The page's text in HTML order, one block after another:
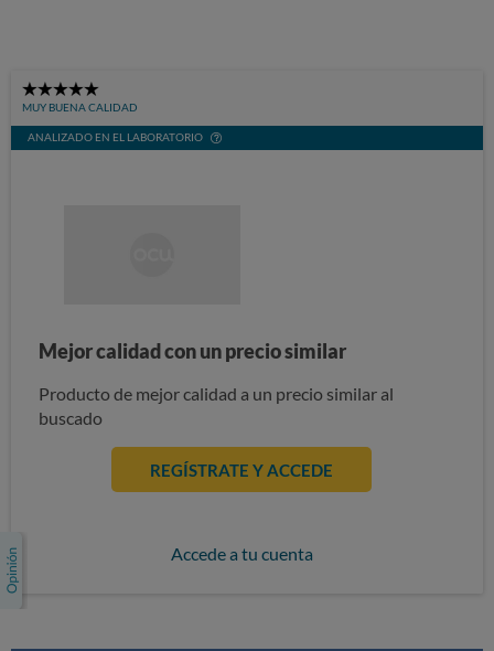
5
Stars
MUY BUENA CALIDAD
ANALIZADO EN EL LABORATORIO
Mejor calidad con un precio similar
Producto de mejor calidad a un precio similar al
buscado
REGÍSTRATE Y ACCEDE
Accede a tu cuenta